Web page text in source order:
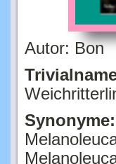
Autor: Bon
Synonyme: